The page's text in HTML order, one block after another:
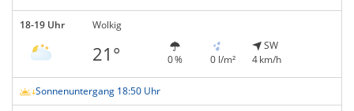
18-19 Uhr Wolkig
21° 0 % 0 l/m²
SW
4 km/h
Sonnenuntergang 18:50 Uhr